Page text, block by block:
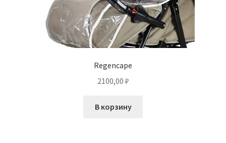
Regencape
2100,00 ₽
В корзину